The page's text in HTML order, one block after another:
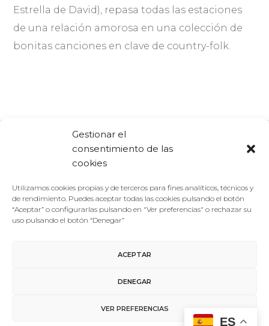
Gestionar el
consentimiento de las
cookies
Utilizamos cookies propias y de terceros para fines analíticos, técnicos y
de rendimiento. Puedes aceptar todas las cookies pulsando el botón
“Aceptar” o configurarlas pulsando en "Ver preferencias" o rechazar su
uso pulsando el botón “Denegar”
ACEPTAR
DENEGAR
VER PREFERENCIAS
Estrella de David), repasa todas las estaciones
de una relación amorosa en una colección de
bonitas canciones en clave de country-folk.
Comparte: Facebook Twitter
ES